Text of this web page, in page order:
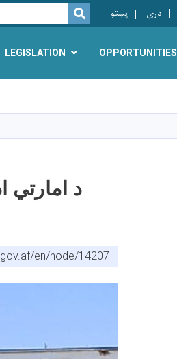
SEARCH
پښتو دری
LEGISLATION OPPORTUNITIES
د امارتي
en/node/14207